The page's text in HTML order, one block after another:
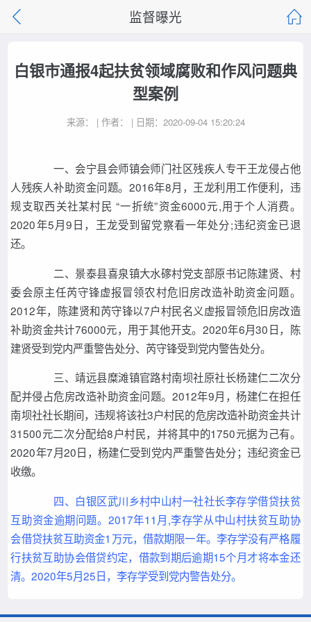
监督曝光
白银市通报4起扶贫领域腐败和作风问题典
型案例
来源： | 作者： | 日期：2020-09-04 15:20:24
一、会宁县会师镇会师门社区残疾人专干王龙侵占他
人残疾人补助资金问题。2016年8月，王龙利用工作便利，违
规支取西关社某村民 “一折统”资金6000元,用于个人消费。
2020年5月9日，王龙受到留党察看一年处分;违纪资金已退
还。
二、景泰县喜泉镇大水䃎村党支部原书记陈建贤、村
委会原主任芮守锋虚报冒领农村危旧房改造补助资金问题。
2012年，陈建贤和芮守锋以7户村民名义虚报冒领危旧房改造
补助资金共计76000元，用于其他开支。2020年6月30日，陈
建贤受到党内严重警告处分、芮守锋受到党内警告处分。
三、靖远县糜滩镇官路村南坝社原社长杨建仁二次分
配并侵占危房改造补助资金问题。2012年9月，杨建仁在担任
南坝社社长期间，违规将该社3户村民的危房改造补助资金共计
31500元二次分配给8户村民，并将其中的1750元据为己有。
2020年7月20日，杨建仁受到党内严重警告处分；违纪资金已
收缴。
四、白银区武川乡村中山村一社社长李存学借贷扶贫
互助资金逾期问题。2017年11月,李存学从中山村扶贫互助协
会借贷扶贫互助资金1万元，借款期限一年。李存学没有严格履
行扶贫互助协会借贷约定，借款到期后逾期15个月才将本金还
清。2020年5月25日，李存学受到党内警告处分。